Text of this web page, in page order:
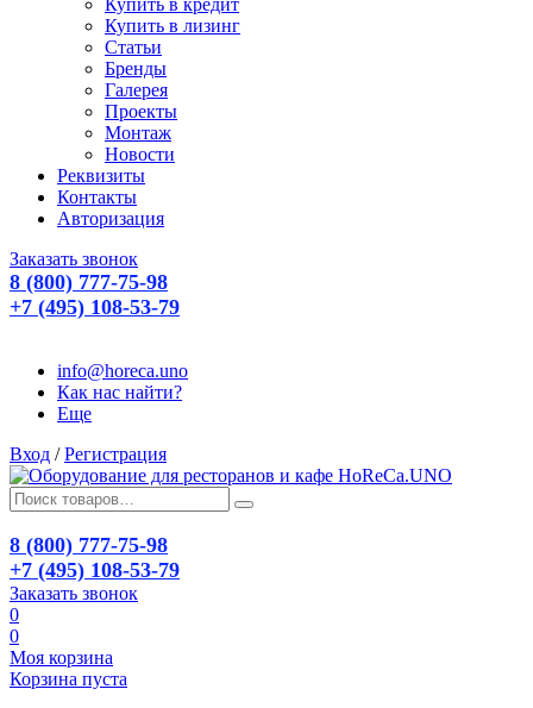
Купить в кредит
Купить в лизинг
Статьи
Бренды
Галерея
Проекты
Монтаж
Новости
Реквизиты
Контакты
Авторизация
Заказать звонок
8 (800) 777-75-98
+7 (495) 108-53-79
info@horeca.uno
Как нас найти?
Еще
Вход / Регистрация
8 (800) 777-75-98
+7 (495) 108-53-79
Заказать звонок
0
0
Моя корзина
Корзина пуста